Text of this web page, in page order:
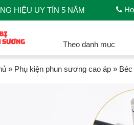
HIỆU UY TÍN 5 NĂM
Theo danh mục
» Phụ kiện phun sương cao áp»